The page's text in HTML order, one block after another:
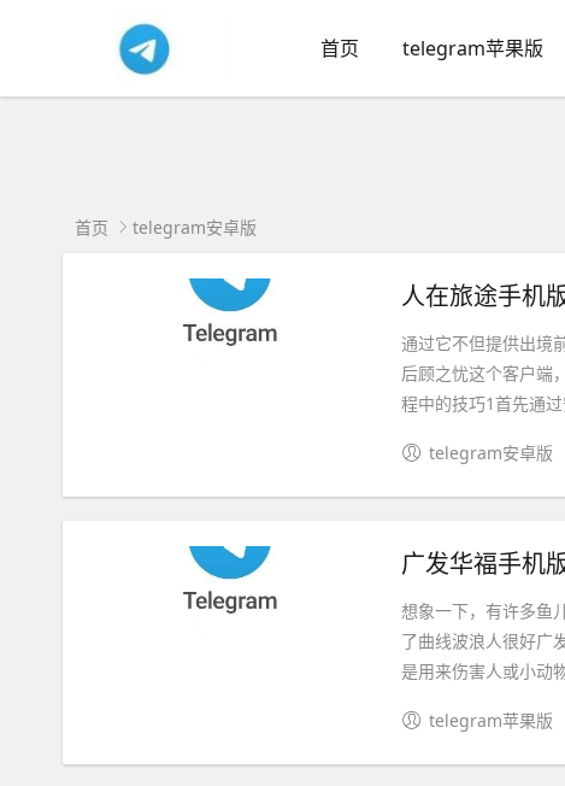
首页 telegram苹果版
首页 telegram安卓版
人在旅途手机
通过它不但提供出境
后顾之忧这个客户端
程中的技巧1首先通
telegram安卓版
广发华福手机
想象一下，有许多鱼
了曲线波浪人很好广
是用来伤害人或小动
telegram苹果版